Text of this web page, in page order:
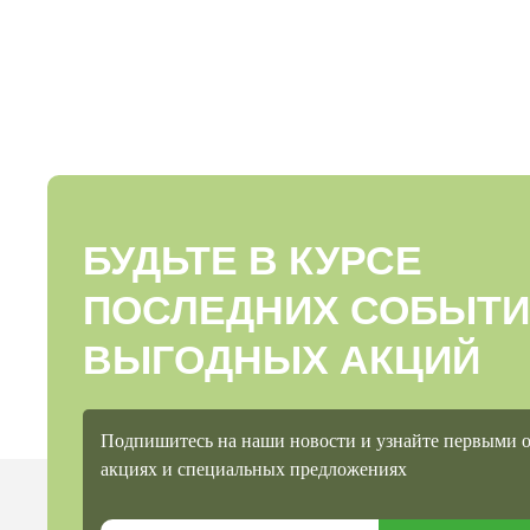
БУДЬТЕ В КУРСЕ
ПОСЛЕДНИХ
ВЫГОДНЫХ АКЦИЙ
Подпишитесь на наши новости и узнайте первыми
акциях и специальных предложениях